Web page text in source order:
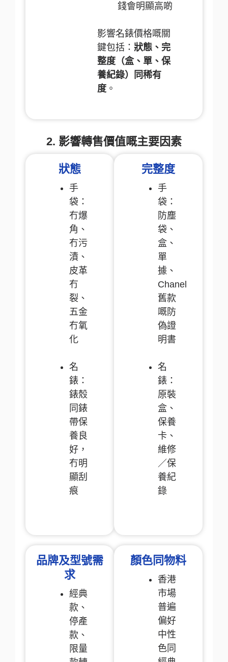
錢會明顯高啲
影響名錶價格嘅關
鍵包括：狀態、完
整度（盒、單、保
養紀錄）同稀有
度 。
2. 影響轉售價值嘅主要因素
狀態
手
袋：
冇爆
角、
冇污
漬、
皮革
冇
裂、
五金
冇氧
化
名
錶：
錶殼
同錶
帶保
養良
好，
冇明
顯刮
痕
完整度
手
袋：
防塵
袋、
盒、
單
據、
Chanel
舊款
嘅防
偽證
明書
名
錶：
原裝
盒、
保養
卡、
維修
／保
養紀
錄
品牌及型號需
求
經典
款、
停產
款、
限量
顏色同物料
香港
市場
普遍
偏好
中性
色同